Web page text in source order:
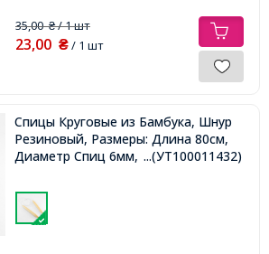
35,00₴/ 1 шт
23,00 ₴/ 1 шт
Спицы Круговые из Бамбука, Шнур
Резиновый, Размеры: Длина 80см,
Диаметр Спиц 6мм, ...(УТ100011432)